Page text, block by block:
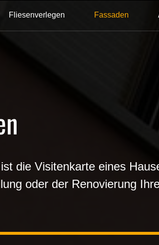
Fliesenverlegen Fassaden
die Visitenkarte eines
oder der Renovierung